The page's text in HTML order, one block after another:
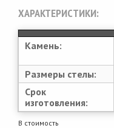
ХАРАКТЕРИСТИКИ:
Камень:
Размеры стелы:
Срок
изготовления:
В стоимость